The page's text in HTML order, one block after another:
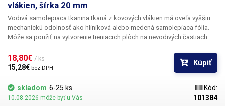
vlákien, šírka 20 mm
Vodivá samolepiaca tkanina tkaná z kovových vlákien má oveľa vyššiu
mechanickú odolnosť ako hliníková alebo medená samolepiaca fólia.
Môže sa použiť na vytvorenie tieniacich plôch na nevodivých častiach
húževnatosti materiálu sa tieto plochy veľmi dobre spájajú so zemou;
samotná páska slúži ako spojovací pružný vodič. Spodná strana je
18,80€ / ks
15,28€ bez DPH
Kúpiť
skladom 6-25 ks
10.08.2026 môže byť u Vás
Kód:
101384